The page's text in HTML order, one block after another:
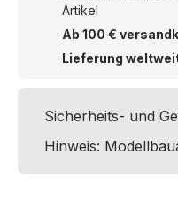
Artikel
Ab 100 €
Lieferung
Sicherheits- und
Hinweis: